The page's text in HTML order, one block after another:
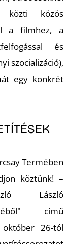
közti közös
a filmhez, a
és
szocializáció),
egy konkrét
Termében
köztünk! –
László
című
október 26-tól